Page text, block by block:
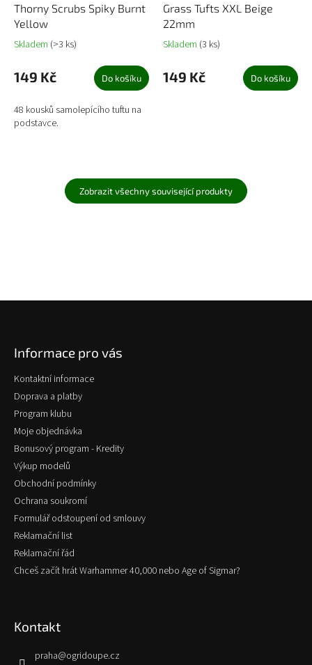
Thorny Scrubs Spiky Burnt
Yellow
Skladem (>3 ks)
149 Kč Do košíku
48 kousků samolepícího tuftu na
podstavce.
Grass Tufts XXL Beige
22mm
Skladem (3 ks)
149 Kč Do košíku
Zobrazit všechny související produkty
Informace pro vás
Kontaktní informace
Doprava a platby
Program klubu
Moje objednávka
Bonusový program - Kredity
Výkup modelů
Obchodní podmínky
Ochrana soukromí
Formulář odstoupení od smlouvy
Reklamační list
Reklamační řád
Chceš začít hrát Warhammer 40,000 nebo Age of Sigmar?
Kontakt
praha@ogridoupe.cz